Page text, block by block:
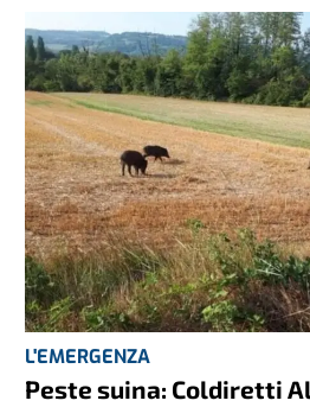
L'EMERGENZA
Peste suina: Coldiretti